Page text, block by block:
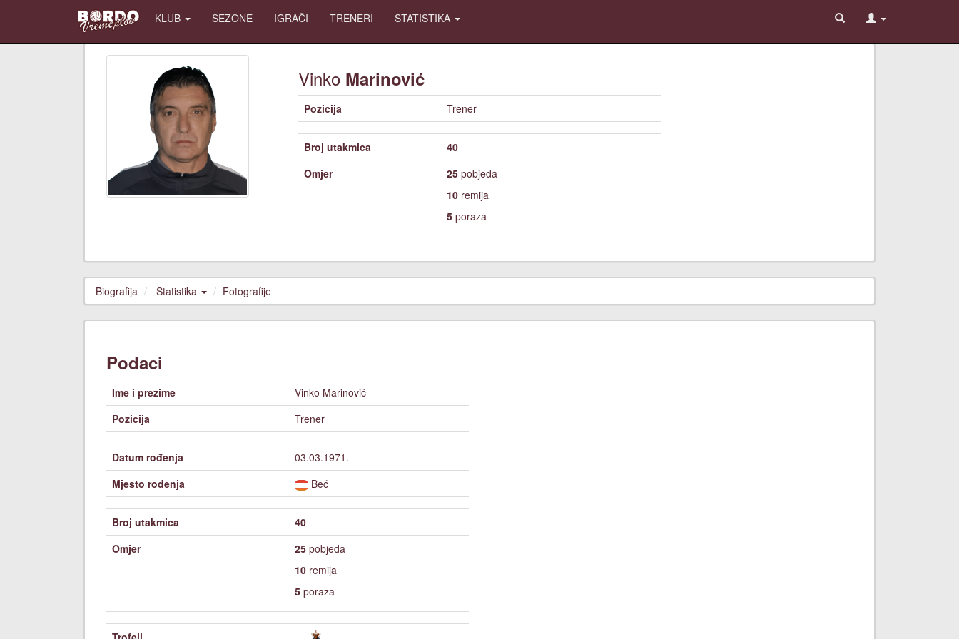
KLUB SEZONE IGRAČI TRENERI STATISTIKA
Vinko Marinović
Pozicija Trener
Broj utakmica
40
Omjer
25 pobjeda
10 remija
5 poraza
Biografija Statistika Fotografije
Podaci
Ime i prezime
Vinko Marinović
Pozicija
Trener
Datum rođenja
03.03.1971.
Mjesto rođenja
Beč
Broj utakmica
40
Omjer
25 pobjeda
10 remija
5 poraza